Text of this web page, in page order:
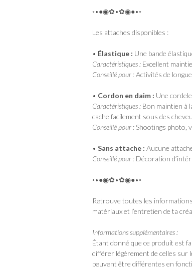
◦•●◉✿•✿◉●•◦
Les attaches disponibles :
• Élastique : Une bande
Caractéristiques :Excellent
Conseillé pour :Activités de
• Cordon en daim : Une
Caractéristiques :Bon maintien à
cache facilement sous des
Conseillé pour :Shootings photo,
• Sans attache : Aucune
Conseillé pour :Décoration
◦•●◉✿•✿◉●•◦
Retrouve toutes les
matériaux et l’entretien de ta
Informations supplémentaires :
Étant donné que ce produit est
différer légèrement de celles sur
peuvent être différentes en